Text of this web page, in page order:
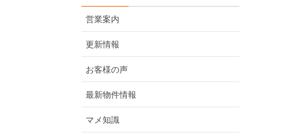
営業案内
更新情報
お客様の声
最新物件情報
マメ知識